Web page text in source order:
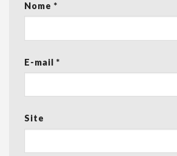
Nome *
E-mail *
Site